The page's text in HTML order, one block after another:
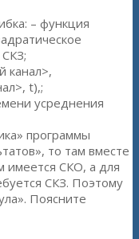
– функция
канал>,
t),;
усреднения
программы
то там вместе
имеется СКО, а для
СКЗ. Поэтому
Поясните